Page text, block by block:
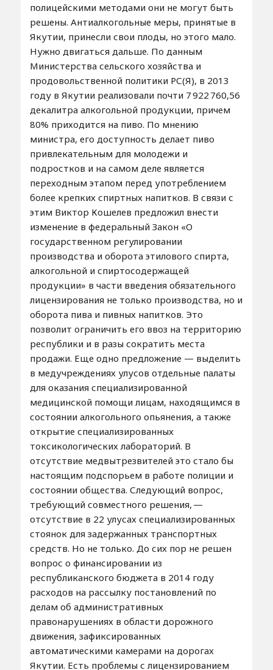
полицейскими методами они не могут быть
решены. Антиалкогольные меры, принятые в
Якутии, принесли свои плоды, но этого мало.
Нужно двигаться дальше. По данным
Министерства сельского хозяйства и
продовольственной политики РС(Я), в 2013
году в Якутии реализовали почти 7 922 760,56
декалитра алкогольной продукции, причем
80% приходится на пиво. По мнению
министра, его доступность делает пиво
привлекательным для молодежи и
подростков и на самом деле является
переходным этапом перед употреблением
более крепких спиртных напитков. В связи с
этим Виктор Кошелев предложил внести
изменение в федеральный Закон «О
государственном регулировании
производства и оборота этилового спирта,
алкогольной и спиртосодержащей
продукции» в части введения обязательного
лицензирования не только производства, но и
оборота пива и пивных напитков. Это
позволит ограничить его ввоз на территорию
республики и в разы сократить места
продажи. Еще одно предложение — выделить
в медучреждениях улусов отдельные палаты
для оказания специализированной
медицинской помощи лицам, находящимся в
состоянии алкогольного опьянения, а также
открытие специализированных
токсикологических лабораторий. В
отсутствие медвытрезвителей это стало бы
настоящим подспорьем в работе полиции и
состоянии общества. Следующий вопрос,
требующий совместного решения, —
отсутствие в 22 улусах специализированных
стоянок для задержанных транспортных
средств. Но не только. До сих пор не решен
вопрос о финансировании из
республиканского бюджета в 2014 году
расходов на рассылку постановлений по
делам об административных
правонарушениях в области дорожного
движения, зафиксированных
автоматическими камерами на дорогах
Якутии. Есть проблемы с лицензированием